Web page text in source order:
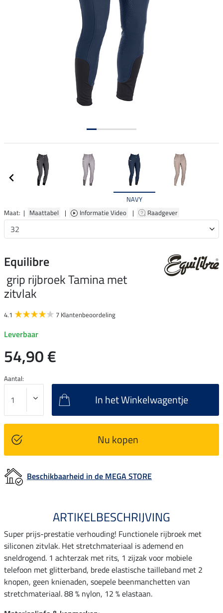
NAVY
Maat: | Maattabel | Informatie Video | Raadgever
Equilibre
grip rijbroek Tamina met
zitvlak
4.1 7 Klantenbeoordeling
Leverbaar
54,90 €
Aantal:
In het Winkelwagentje
Nu kopen
Beschikbaarheid in de MEGA STORE
ARTIKELBESCHRIJVING
Super prijs-prestatie verhouding! Functionele rijbroek met
siliconen zitvlak. Het stretchmateriaal is ademend en
sneldrogend. 1 achterzak met rits, 1 zijzak voor mobiele
telefoon met glitterband, brede elastische tailleband met 2
knopen, geen knienaden, soepele beenmanchetten van
stretchmateriaal. 88 % nylon, 12 % elastaan.